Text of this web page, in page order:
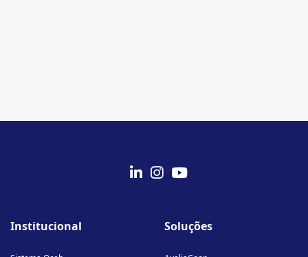
linkedin-
instagram
youtube
Institucional Soluções